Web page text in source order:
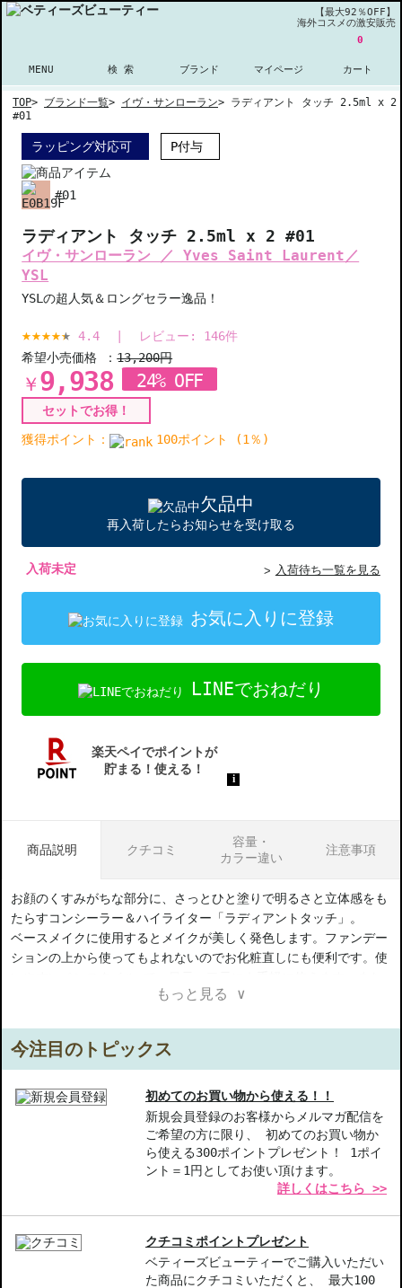
【最大92％OFF】
海外コスメの激安販売
MENU 検 索 ブランド マイページ
0
カート
TOP> ブランド一覧> イヴ・サンローラン> ラディアント タッチ 2.5ml x 2
#01
ラッピング対応可 P付与
#01
ラディアント タッチ 2.5ml x 2 #01
イヴ・サンローラン ／ Yves Saint Laurent／
YSL
YSLの超人気＆ロングセラー逸品！
4.4 レビュー: 146件
希望小売価格 ：13,200円
￥ 9,938 24% OFF
セットでお得！
獲得ポイント：
100ポイント (1％)
欠品中
再入荷したらお知らせを受け取る
入荷未定 入荷待ち一覧を見る
お気に入りに登録
LINEでおねだり
商品説明 クチコミ
容量・
カラー違い
注意事項
お顔のくすみがちな部分に、さっとひと塗りで明るさと立体感をも
たらすコンシーラー＆ハイライター「ラディアントタッチ」。
ベースメイクに使用するとメイクが美しく発色します。ファンデー
ションの上から使ってもよれないのでお化粧直しにも便利です。使
ハイライトとして、顔の中心線になじませても。
※商品名に「テスター」と記載のある商品については「テスター」
や「非売品」という意味の記載が商品箱にある場合がありますが、
承っておりませんので、予めご了承の上、ご注文ください。
ふんわりした明るさ-肌のくすみを飛ばし、自然なハイライト効果
を与えます。
使いやすいペンスタイル-手軽に持ち運べて、サッと塗れるのでお
化粧直しにも便利。
高いカバー力-シミや目元のクマをしっかりカバーし、リアルな美
もっと見る ∨
今注目のトピックス
初めてのお買い物から使える！！
新規会員登録のお客様からメルマガ配信を
ご希望の方に限り、 初めてのお買い物か
ら使える300ポイントプレゼント！ 1ポイ
ント＝1円としてお使い頂けます。
詳しくはこちら >>
クチコミポイントプレゼント
ベティーズビューティーでご購入いただい
た商品にクチコミいただくと、 最大100